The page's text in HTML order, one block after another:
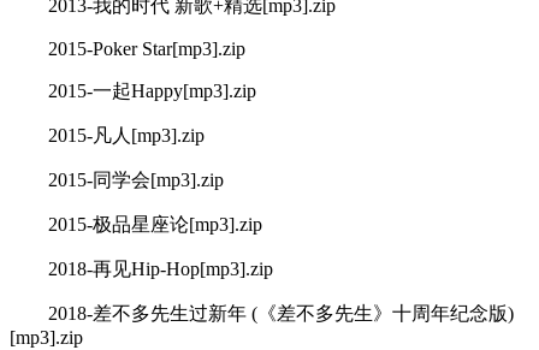
2013-我的时代 新歌+精选[mp3].zip
2015-Poker Star[mp3].zip
2015-一起Happy[mp3].zip
2015-凡人[mp3].zip
2015-同学会[mp3].zip
2015-极品星座论[mp3].zip
2018-再见Hip-Hop[mp3].zip
2018-差不多先生过新年 (《差不多先生》十周年纪念版)
[mp3].zip